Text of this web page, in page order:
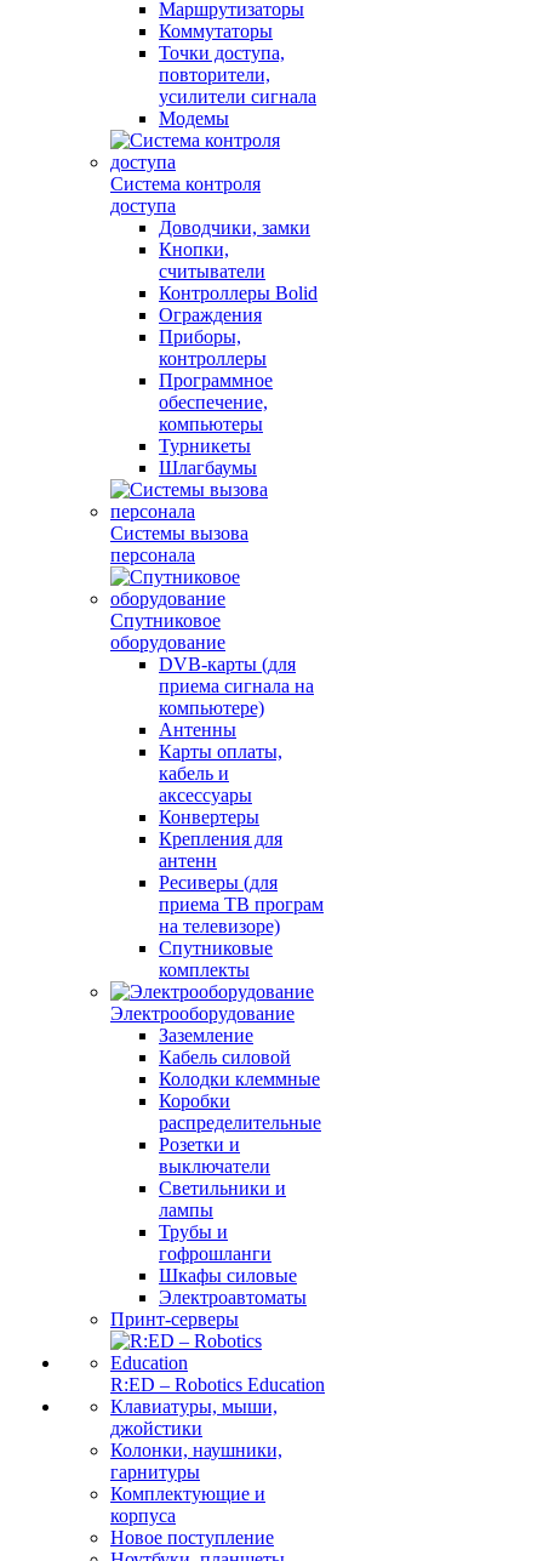
Маршрутизаторы
Коммутаторы
Точки доступа,
повторители,
усилители сигнала
Модемы
Система контроля
доступа
Доводчики, замки
Кнопки,
считыватели
Контроллеры Bolid
Ограждения
Приборы,
контроллеры
Программное
обеспечение,
компьютеры
Турникеты
Шлагбаумы
Системы вызова
персонала
Спутниковое
оборудование
DVB-карты (для
приема сигнала на
компьютере)
Антенны
Карты оплаты,
кабель и
аксессуары
Конвертеры
Крепления для
антенн
Ресиверы (для
приема ТВ програм
на телевизоре)
Спутниковые
комплекты
Электрооборудование
Заземление
Кабель силовой
Колодки клеммные
Коробки
распределительные
Розетки и
выключатели
Светильники и
лампы
Трубы и
гофрошланги
Шкафы силовые
Электроавтоматы
Принт-серверы
R:ED – Robotics Education
Клавиатуры, мыши,
джойстики
Колонки, наушники,
гарнитуры
Комплектующие и
корпуса
Новое поступление